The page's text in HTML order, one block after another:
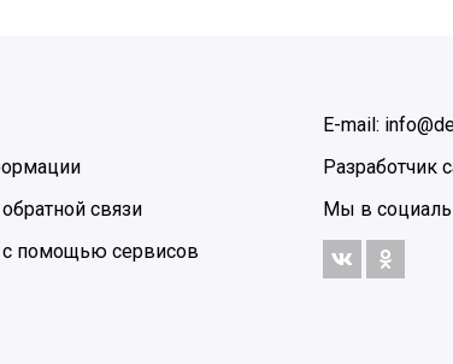
связи
с помощью сервисов
E-mail:
Разработчик
Мы в